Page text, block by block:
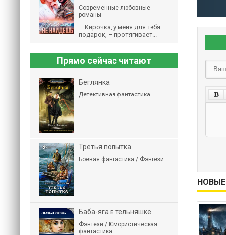
Современные любовные
романы
– Кирочка, у меня для тебя
подарок, – протягивает...
Прямо сейчас читают
Беглянка
Детективная фантастика
Третья попытка
Боевая фантастика / Фэнтези
Баба-яга в тельняшке
Фэнтези / Юмористическая
фантастика